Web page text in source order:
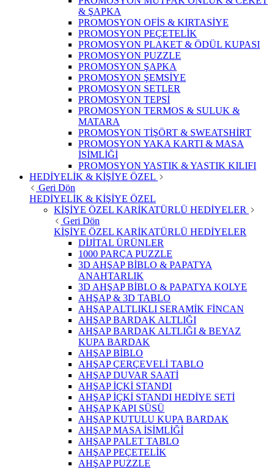
& ŞAPKA
PROMOSYON OFİS & KIRTASİYE
PROMOSYON PEÇETELİK
PROMOSYON PLAKET & ÖDÜL KUPASI
PROMOSYON PUZZLE
PROMOSYON ŞAPKA
PROMOSYON ŞEMSİYE
PROMOSYON SETLER
PROMOSYON TEPSİ
PROMOSYON TERMOS & SULUK &
MATARA
PROMOSYON TİŞÖRT & SWEATSHİRT
PROMOSYON YAKA KARTI & MASA
İSİMLİĞİ
PROMOSYON YASTIK & YASTIK KILIFI
HEDİYELİK & KİŞİYE ÖZEL
Geri Dön
HEDİYELİK & KİŞİYE ÖZEL
KİŞİYE ÖZEL KARİKATÜRLÜ HEDİYELER
Geri Dön
KİŞİYE ÖZEL KARİKATÜRLÜ HEDİYELER
DİJİTAL ÜRÜNLER
1000 PARÇA PUZZLE
3D AHŞAP BİBLO & PAPATYA
ANAHTARLIK
3D AHŞAP BİBLO & PAPATYA KOLYE
AHŞAP & 3D TABLO
AHŞAP ALTLIKLI SERAMİK FİNCAN
AHŞAP BARDAK ALTLIĞI
AHŞAP BARDAK ALTLIĞI & BEYAZ
KUPA BARDAK
AHŞAP BİBLO
AHŞAP ÇERÇEVELİ TABLO
AHŞAP DUVAR SAATİ
AHŞAP İÇKİ STANDI
AHŞAP İÇKİ STANDI HEDİYE SETİ
AHŞAP KAPI SÜSÜ
AHŞAP KUTULU KUPA BARDAK
AHŞAP MASA İSİMLİĞİ
AHŞAP PALET TABLO
AHŞAP PEÇETELİK
AHŞAP PUZZLE